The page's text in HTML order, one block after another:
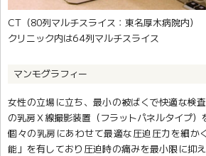
CT（80列マルチスライス：東名厚木病院内）
クリニック内は64列マルチスライス
マンモグラフィー
女性の立場に立ち、最小の被ばくで快適な検
の乳房Ｘ線撮影装置（フラットパネルタイプ）
個々の乳房にあわせて最適な圧迫圧力を細か
能」を有しており圧迫時の痛みを最小限に抑